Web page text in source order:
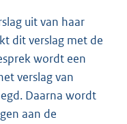
uit van haar
dit verslag met de
wordt een
verslag van
Daarna wordt
aan de